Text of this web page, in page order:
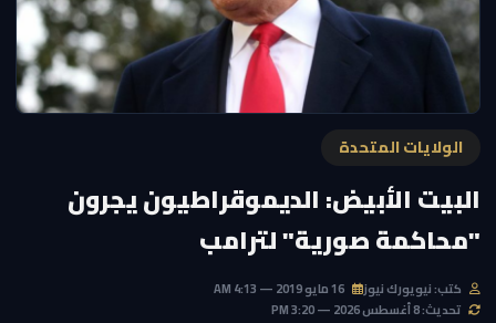
الولايات المتحدة
البيت الأبيض: الديموقراطيون يجرون
"محاكمة صورية" لترامب
كتب: نيويورك نيوز
تحديث: 8 أغسطس 2026 — 3:20 PM